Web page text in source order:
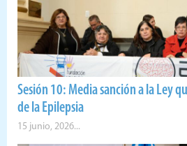
Sesión 10: Media sanción a la Ley
de la Epilepsia
15 junio, 2026...